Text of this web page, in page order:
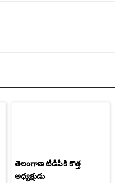
తెలంగాణ టీడీపీకి కొత్త
అధ్యక్షుడు